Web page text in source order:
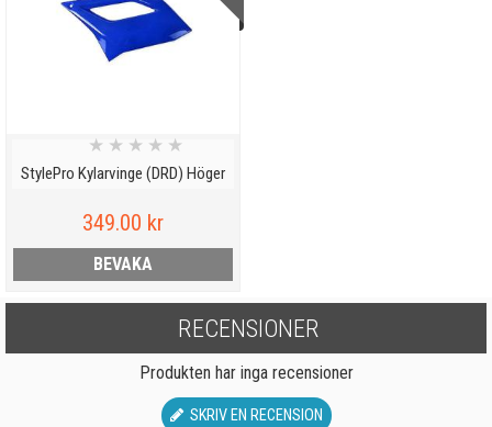
StylePro Kylarvinge (DRD) Höger
★ ★ ★ ★ ★
349.00 kr
BEVAKA
RECENSIONER
Produkten har inga recensioner
SKRIV EN RECENSION